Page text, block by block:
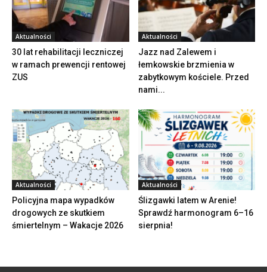
Aktualności
30 lat rehabilitacji leczniczej
w ramach prewencji rentowej
ZUS
Aktualności
Jazz nad Zalewem i
łemkowskie brzmienia w
zabytkowym kościele. Przed
nami...
Aktualności
Policyjna mapa wypadków
drogowych ze skutkiem
śmiertelnym – Wakacje 2026
Aktualności
Ślizgawki latem w Arenie!
Sprawdź harmonogram 6–16
sierpnia!